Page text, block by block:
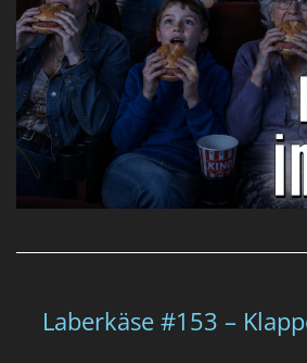
Laberkäse #153 –